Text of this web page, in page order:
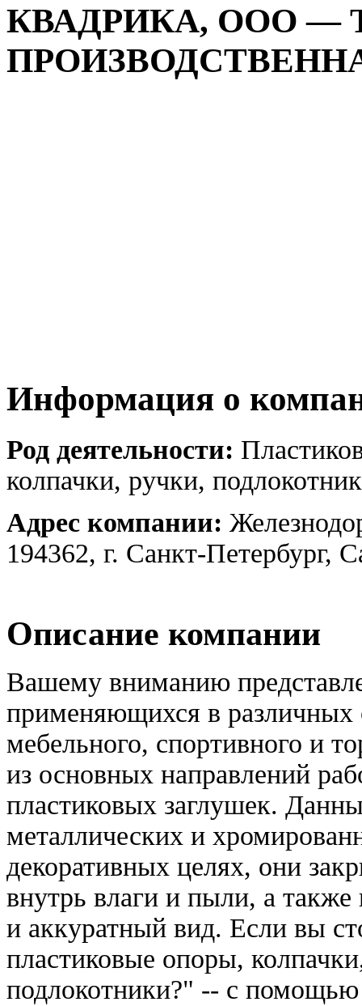
КВАДРИКА, ООО —
Информация о
Род деятельности:
колпачки, ручки,
Адрес компании:
194362, г. Санкт-Петербург,
Описание компании
Вашему вниманию
применяющихся в различных
мебельного, спортивного и
из основных направлений
пластиковых заглушек.
металлических и
декоративных целях, они
внутрь влаги и пыли, а
и аккуратный вид. Если вы
пластиковые опоры,
подлокотники?" -- с помощью